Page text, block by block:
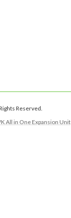
Reserved.
All in One Expansion Unit